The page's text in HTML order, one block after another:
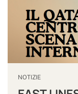
NOTIZIE